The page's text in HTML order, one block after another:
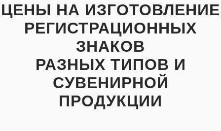
ЦЕНЫ НА ИЗГОТОВЛЕНИЕ
РЕГИСТРАЦИОННЫХ
ЗНАКОВ
РАЗНЫХ ТИПОВ И
СУВЕНИРНОЙ
ПРОДУКЦИИ